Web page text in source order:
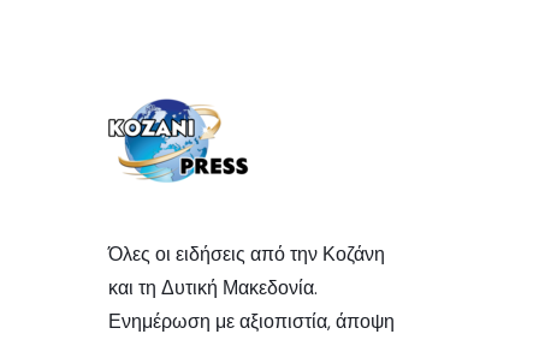
Όλες οι ειδήσεις από την Κοζάνη
και τη Δυτική Μακεδονία.
Ενημέρωση με αξιοπιστία, άποψη